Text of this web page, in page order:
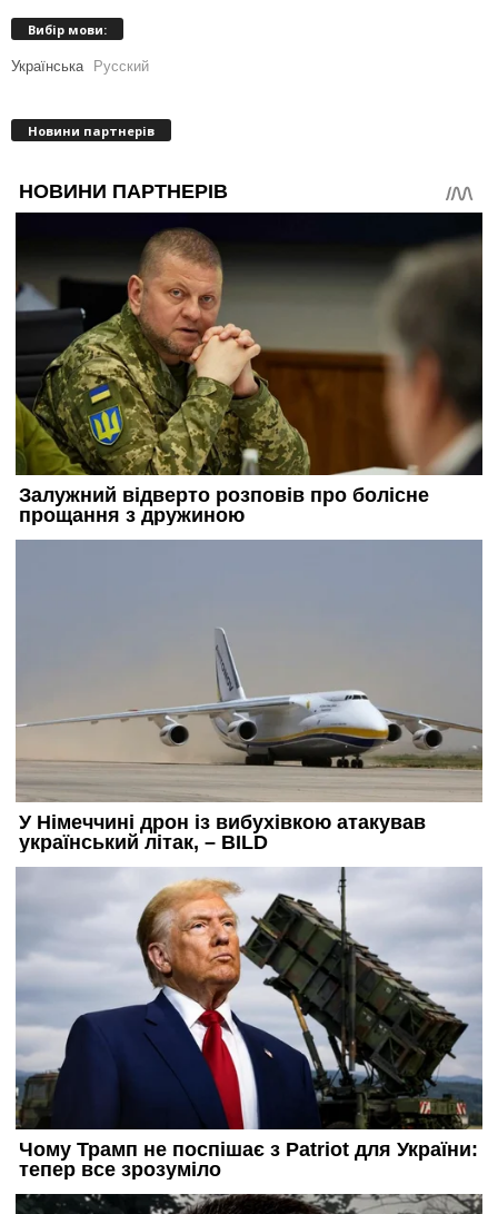
Вибір мови:
Українська Русский
Новини партнерів